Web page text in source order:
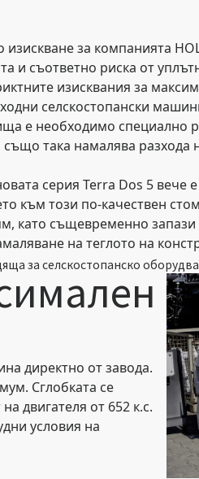
за компанията
и съответно риска от
изисквания за
селскостопански
е необходимо специално
също така намалява
серия Terra Dos 5 вече
към този по-качествен
като същевременно
на теглото на
за селскостопанско
директно от завода.
Сглобката се
двигателя от 652 к.с.
условия на